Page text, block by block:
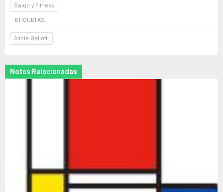
Salud y Fitness
ETIQUETAS:
Alicia Gallotti
Notas Relacionadas